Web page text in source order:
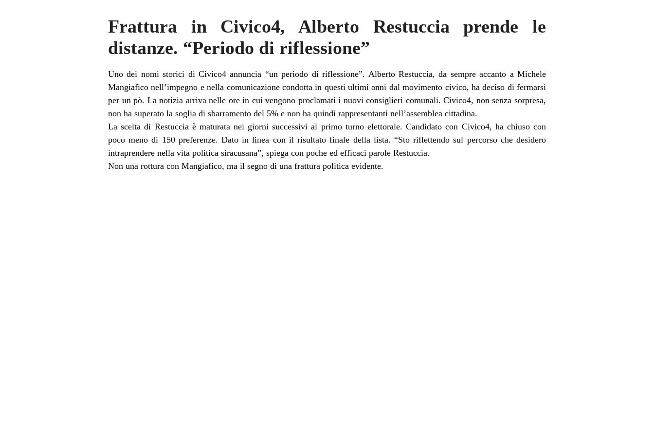
Frattura in Civico4, Alberto Restuccia prende le
distanze. “Periodo di riflessione”
Uno dei nomi storici di Civico4 annuncia “un periodo di riflessione”. Alberto Restuccia, da sempre accanto a Michele
Mangiafico nell’impegno e nella comunicazione condotta in questi ultimi anni dal movimento civico, ha deciso di fermarsi
per un pò. La notizia arriva nelle ore in cui vengono proclamati i nuovi consiglieri comunali. Civico4, non senza sorpresa,
non ha superato la soglia di sbarramento del 5% e non ha quindi rappresentanti nell’assemblea cittadina.
La scelta di Restuccia è maturata nei giorni successivi al primo turno elettorale. Candidato con Civico4, ha chiuso con
poco meno di 150 preferenze. Dato in linea con il risultato finale della lista. “Sto riflettendo sul percorso che desidero
intraprendere nella vita politica siracusana”, spiega con poche ed efficaci parole Restuccia.
Non una rottura con Mangiafico, ma il segno di una frattura politica evidente.